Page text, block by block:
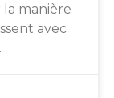
manière
avec